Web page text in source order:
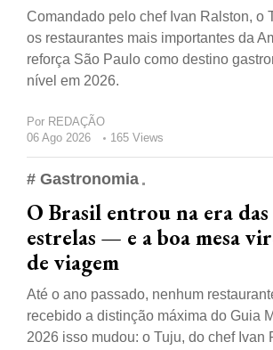
Comandado pelo chef Ivan Ralston, o
os restaurantes mais importantes da
reforça São Paulo como destino
nível em 2026.
Por REDAÇÃO
06 Ago 2026
165 Views
# Gastronomia
O Brasil entrou na era
estrelas — e a boa mesa
de viagem
Até o ano passado, nenhum
recebido a distinção máxima do Guia
2026 isso mudou: o Tuju, do chef Ivan